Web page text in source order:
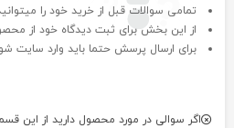
تمامی سوالات قبل از خرید خود را
از این بخش برای ثبت دیدگاه خود از
برای ارسال پرسش حتما باید وارد سایت
اگر سوالی در مورد محصول دارید از این